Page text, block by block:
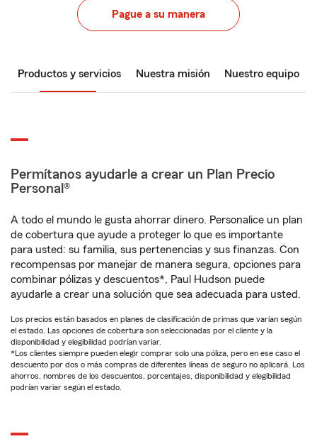
Pague a su manera
Productos y servicios Nuestra misión Nuestro equipo
Permítanos ayudarle a crear un Plan Precio
Personal®
A todo el mundo le gusta ahorrar dinero. Personalice un plan
de cobertura que ayude a proteger lo que es importante
para usted: su familia, sus pertenencias y sus finanzas. Con
recompensas por manejar de manera segura, opciones para
combinar pólizas y descuentos*, Paul Hudson puede
ayudarle a crear una solución que sea adecuada para usted.
Los precios están basados en planes de clasificación de primas que varían según
el estado. Las opciones de cobertura son seleccionadas por el cliente y la
disponibilidad y elegibilidad podrían variar.
*Los clientes siempre pueden elegir comprar solo una póliza, pero en ese caso el
descuento por dos o más compras de diferentes líneas de seguro no aplicará. Los
ahorros, nombres de los descuentos, porcentajes, disponibilidad y elegibilidad
podrían variar según el estado.